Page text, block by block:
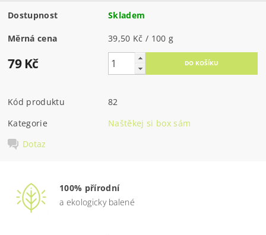
Dostupnost Skladem
Měrná cena 39,50 Kč / 100 g
79 Kč
Kód produktu
82
Kategorie
Naštěkej si box sám
Dotaz
100% přírodní
a ekologicky balené